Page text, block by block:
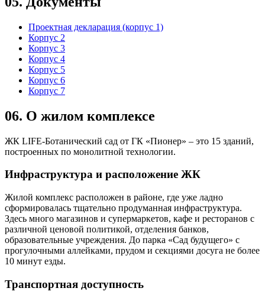
Проектная декларация (корпус 1)
Корпус 2
Корпус 3
Корпус 4
Корпус 5
Корпус 6
Корпус 7
06. О жилом комплексе
ЖК LIFE-Ботанический сад от ГК «Пионер» – это 15 зданий,
построенных по монолитной технологии.
Инфраструктура и расположение ЖК
Жилой комплекс расположен в районе, где уже ладно
сформировалась тщательно продуманная инфраструктура.
Здесь много магазинов и супермаркетов, кафе и ресторанов с
различной ценовой политикой, отделения банков,
образовательные учреждения. До парка «Сад будущего» с
прогулочными аллейками, прудом и секциями досуга не более
10 минут езды.
Транспортная доступность